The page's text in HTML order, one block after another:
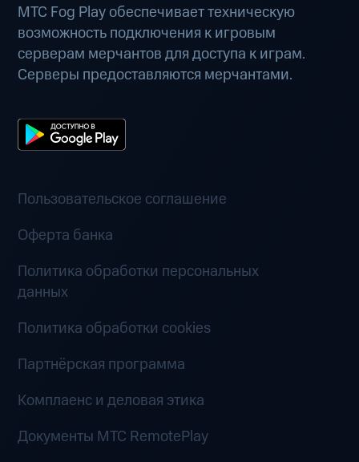
МТС Fog Play обеспечивает техническую
возможность подключения к игровым
серверам мерчантов для доступа к играм.
Серверы предоставляются мерчантами.
Пользовательское соглашение
Оферта банка
Политика обработки персональных
данных
Политика обработки cookies
Партнёрская программа
Комплаенс и деловая этика
Документы MTC RemotePlay